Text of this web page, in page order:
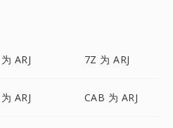
ARJ 7Z 为 ARJ
ARJ CAB 为 ARJ